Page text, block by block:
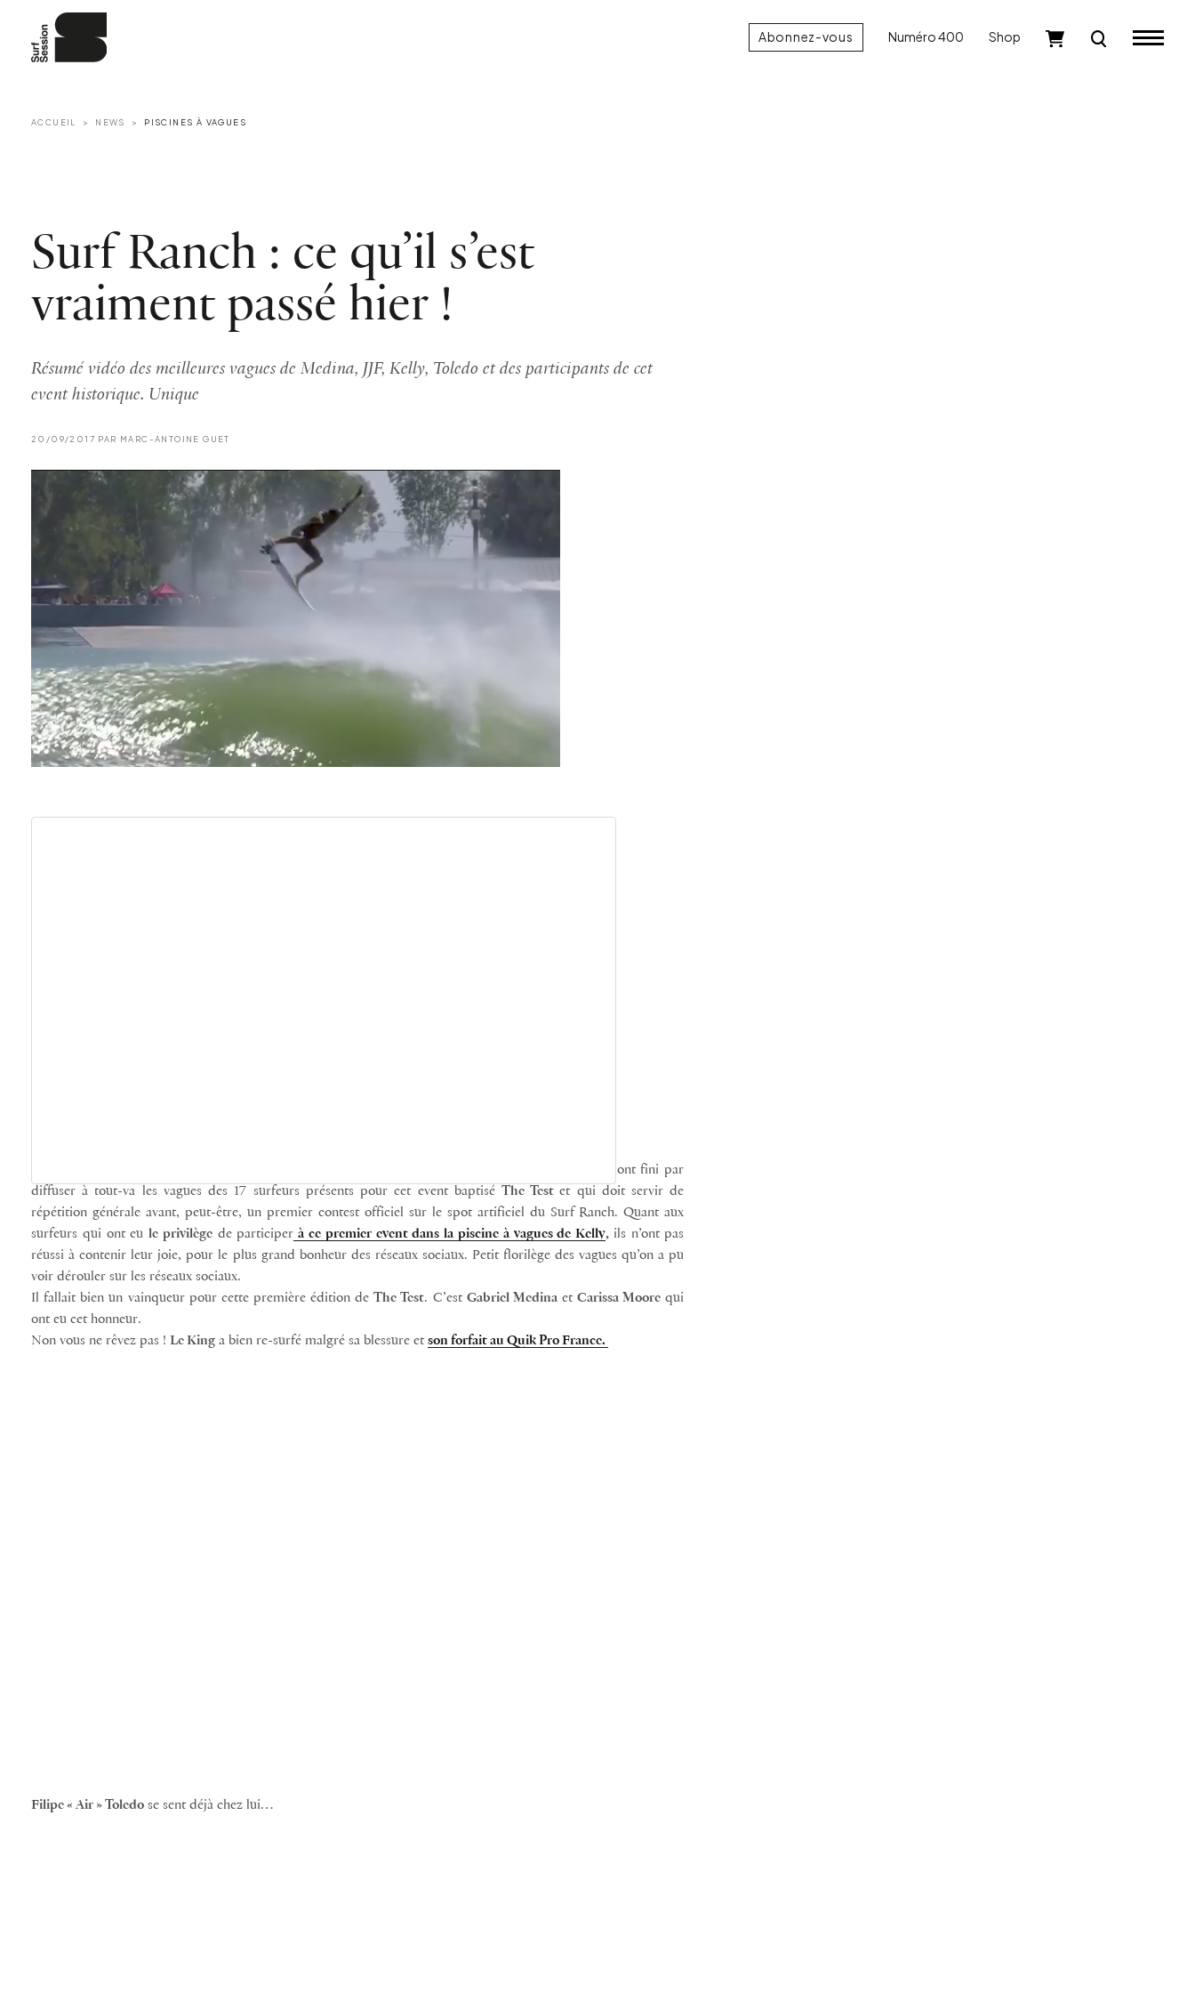
Abonnez-vous Numéro 400 Shop
ACCUEIL NEWS PISCINES À VAGUES
Surf Ranch : ce qu’il s’est
vraiment passé hier !
Résumé vidéo des meilleures vagues de Medina, JJF, Kelly, Toledo et des participants de cet
event historique. Unique
20/09/2017 PAR MARC-ANTOINE GUET
était très clair… même s’ils ont fini par
diffuser à tout-va les vagues des 17 surfeurs présents pour cet event baptiséThe Testet qui doit servir de
répétition générale avant, peut-être, un premier contest officiel sur le spot artificiel du Surf Ranch. Quant aux
surfeurs qui ont eule privilègede participer à ce premier event dans la piscine à vagues de Kelly, ils n’ont pas
réussi à contenir leur joie, pour le plus grand bonheur des réseaux sociaux. Petit florilège des vagues qu’on a pu
voir dérouler sur les réseaux sociaux.
Il fallait bien un vainqueur pour cette première édition deThe Test. C’est Gabriel MedinaetCarissa Moore qui
ont eu cet honneur.
Non vous ne rêvez pas ! Le King a bien re-surfé malgré sa blessure etson forfait au Quik Pro France.
Filipe « Air » Toledo se sent déjà chez lui…